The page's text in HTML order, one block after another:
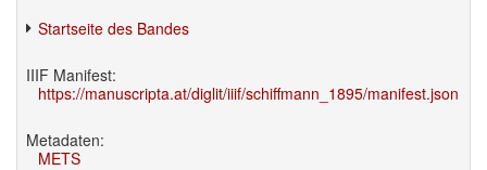
Startseite des Bandes
IIIF Manifest:
https://manuscripta.at/diglit/iiif/schiffmann_1895/manifest.json
Metadaten:
METS